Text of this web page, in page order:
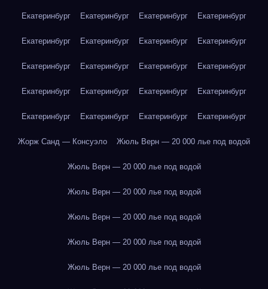
Екатеринбург Екатеринбург Екатеринбург Екатеринбург
Екатеринбург Екатеринбург Екатеринбург Екатеринбург
Екатеринбург Екатеринбург Екатеринбург Екатеринбург
Екатеринбург Екатеринбург Екатеринбург Екатеринбург
Екатеринбург Екатеринбург Екатеринбург Екатеринбург
Жорж Санд — Консуэло Жюль Верн — 20 000 лье под водой
Жюль Верн — 20 000 лье под водой
Жюль Верн — 20 000 лье под водой
Жюль Верн — 20 000 лье под водой
Жюль Верн — 20 000 лье под водой
Жюль Верн — 20 000 лье под водой